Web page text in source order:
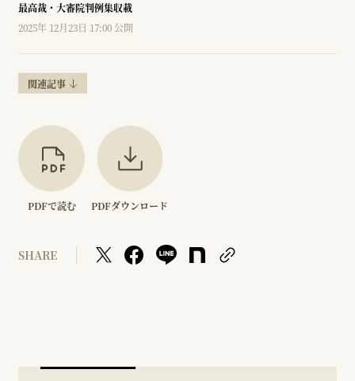
最高裁・大審院判例集収載
2025年 12月23日 17:00 公開
関連記事
PDFで読む PDFダウンロード
SHARE